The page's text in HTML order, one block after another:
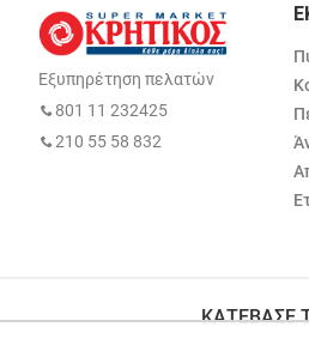
Εξυπηρέτηση πελατών
801 11 232425
210 55 58 832
ΚΑΤΕΒΑΣΕ